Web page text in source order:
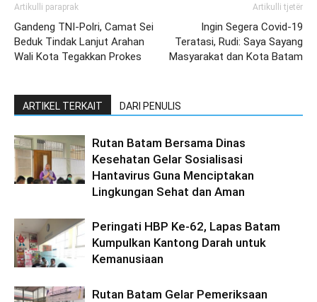
Artikulli paraprak
Gandeng TNI-Polri, Camat Sei
Beduk Tindak Lanjut Arahan
Wali Kota Tegakkan Prokes
Artikulli tjetër
Ingin Segera Covid-19
Teratasi, Rudi: Saya Sayang
Masyarakat dan Kota Batam
ARTIKEL TERKAIT DARI PENULIS
Rutan Batam Bersama Dinas
Kesehatan Gelar Sosialisasi
Hantavirus Guna Menciptakan
Lingkungan Sehat dan Aman
Peringati HBP Ke-62, Lapas Batam
Kumpulkan Kantong Darah untuk
Kemanusiaan
Rutan Batam Gelar Pemeriksaan